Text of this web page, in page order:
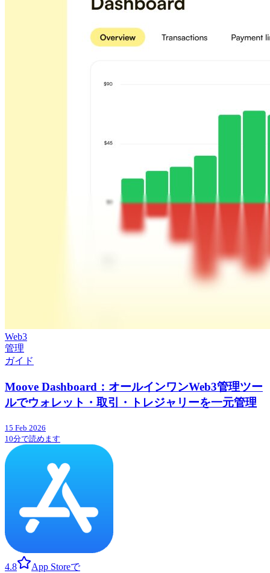
Web3
管理
ガイド
Moove Dashboard：オールインワンWeb3管理ツー
ルでウォレット・取引・トレジャリーを一元管理
15 Feb 2026
10分で読めます
4.8 App Storeで